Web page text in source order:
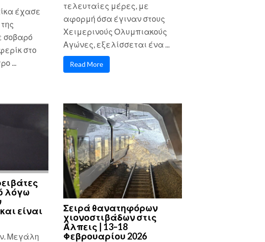
έχασε
σοβαρό
στο
...
τελευταίες μέρες, με
αφορμή όσα έγιναν στους
Χειμερινούς Ολυμπιακούς
Αγώνες, εξελίσσεται ένα ...
Read More
λόγω
είναι
Μεγάλη
Σειρά θανατηφόρων
χιονοστιβάδων στις
Άλπεις | 13–18
Φεβρουαρίου 2026